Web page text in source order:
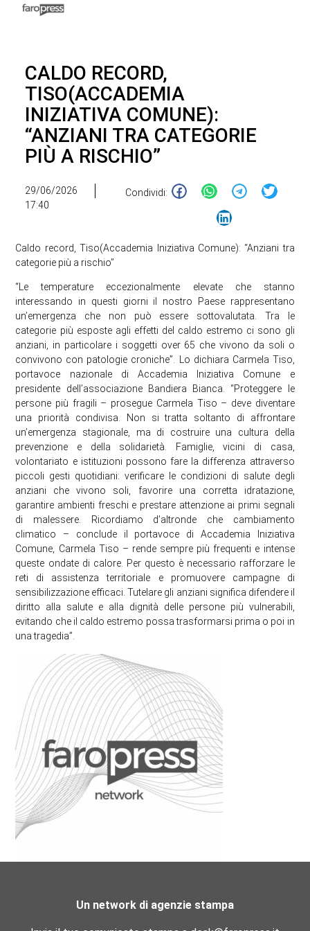
CALDO RECORD,
TISO(ACCADEMIA
INIZIATIVA COMUNE):
“ANZIANI TRA CATEGORIE
PIÙ A RISCHIO”
29/06/2026
17:40
Condividi:
Caldo record, Tiso(Accademia Iniziativa Comune): “Anziani tra
categorie più a rischio”
“Le temperature eccezionalmente elevate che stanno
interessando in questi giorni il nostro Paese rappresentano
un’emergenza che non può essere sottovalutata. Tra le
categorie più esposte agli effetti del caldo estremo ci sono gli
anziani, in particolare i soggetti over 65 che vivono da soli o
convivono con patologie croniche”. Lo dichiara Carmela Tiso,
portavoce nazionale di Accademia Iniziativa Comune e
presidente dell’associazione Bandiera Bianca. “Proteggere le
persone più fragili – prosegue Carmela Tiso – deve diventare
una priorità condivisa. Non si tratta soltanto di affrontare
un’emergenza stagionale, ma di costruire una cultura della
prevenzione e della solidarietà. Famiglie, vicini di casa,
volontariato e istituzioni possono fare la differenza attraverso
piccoli gesti quotidiani: verificare le condizioni di salute degli
anziani che vivono soli, favorire una corretta idratazione,
garantire ambienti freschi e prestare attenzione ai primi segnali
di malessere. Ricordiamo d’altronde che cambiamento
climatico – conclude il portavoce di Accademia Iniziativa
Comune, Carmela Tiso – rende sempre più frequenti e intense
queste ondate di calore. Per questo è necessario rafforzare le
reti di assistenza territoriale e promuovere campagne di
sensibilizzazione efficaci. Tutelare gli anziani significa difendere il
diritto alla salute e alla dignità delle persone più vulnerabili,
evitando che il caldo estremo possa trasformarsi prima o poi in
una tragedia”.
Un network di agenzie stampa